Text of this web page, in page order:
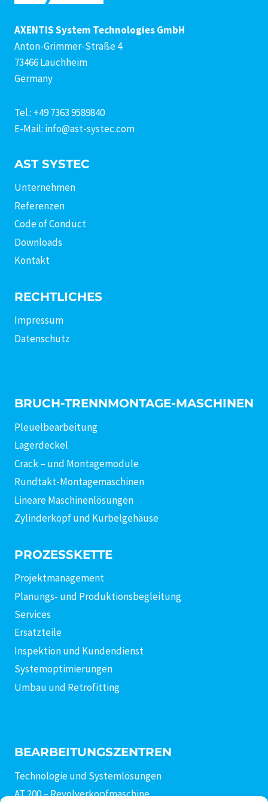
AXENTIS System Technologies GmbH
Anton-Grimmer-Straße 4
73466 Lauchheim
Germany
Tel.: +49 7363 9589840
E-Mail: info@ast-systec.com
AST SYSTEC
Unternehmen
Referenzen
Code of Conduct
Downloads
Kontakt
RECHTLICHES
Impressum
Datenschutz
BRUCH-TRENNMONTAGE-MASCHINEN
Pleuelbearbeitung
Lagerdeckel
Crack – und Montagemodule
Rundtakt-Montagemaschinen
Lineare Maschinenlösungen
Zylinderkopf und Kurbelgehäuse
PROZESSKETTE
Projektmanagement
Planungs- und Produktionsbegleitung
Services
Ersatzteile
Inspektion und Kundendienst
Systemoptimierungen
Umbau und Retrofitting
BEARBEITUNGSZENTREN
Technologie und Systemlösungen
AT 200 – Revolverkopfmaschine